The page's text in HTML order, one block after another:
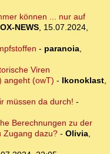
können ... nur auf
NEWS, 15.07.2024,
- paranoia,
Viren
angeht (owT) - Ikonoklast,
müssen da durch! -
Berechnungen zu der
Zugang dazu? - Olivia,